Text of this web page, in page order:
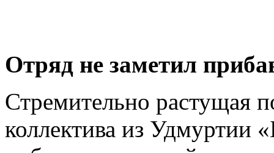
Отряд не заметил
Стремительно растущая
коллектива из Удмуртии